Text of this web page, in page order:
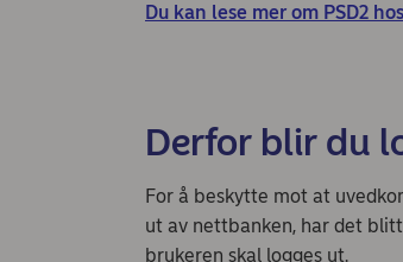
Du kan lese mer om PSD2
Derfor blir du
For å beskytte mot at
ut av nettbanken, har det
brukeren skal logges ut.